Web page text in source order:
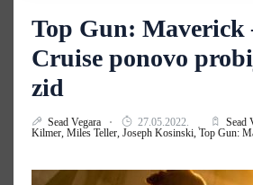
Top Gun: Maverick
Cruise ponovo
zid
Sead Vegara 27.05.2022. Sead
Kilmer, Miles Teller, Joseph Kosinski, Top Gun: